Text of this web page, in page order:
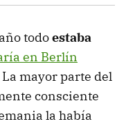
todoestaba
en Berlín
mayor parte del
consciente
la había